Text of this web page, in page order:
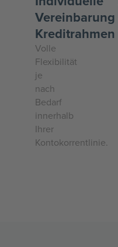
Vereinbarung
Kreditrahmen
Volle
Flexibilität
je
nach
Bedarf
innerhalb
Ihrer
Kontokorrentlinie.